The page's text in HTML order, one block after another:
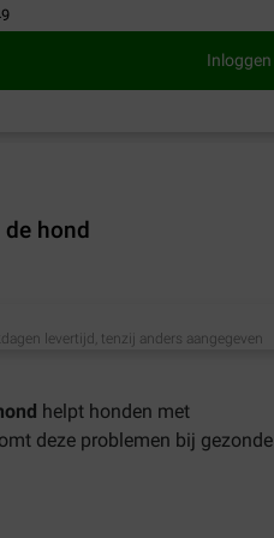
Inloggen
hond
levertijd, tenzij anders aangegeven
helpt honden met
deze problemen bij gezonde